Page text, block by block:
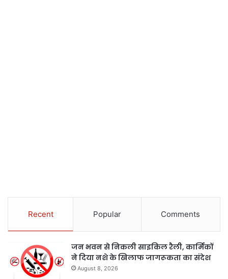
Recent Popular Comments
जन भवन से निकली साइकिल रैली, कार्मिकों
ने दिया नशे के खिलाफ जागरूकता का संदेश
August 8, 2026